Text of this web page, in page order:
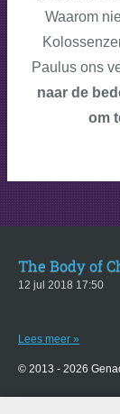
Waarom
Paulus ons
naar de
om
The Body of
12 jul 2018 17:50
Lees meer »
© 2013 - 2026